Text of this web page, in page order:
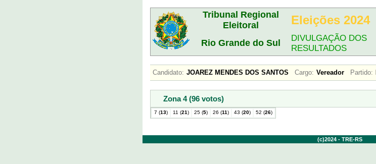
Tribunal Regional
Eleitoral
Eleições 2024
Rio Grande do Sul
DIVULGAÇÃO DOS
RESULTADOS
Candidato: JOAREZ MENDES DOS SANTOS Cargo: Vereador Partido:
Zona 4 (96 votos)
7 (13) 11 (21) 25 (5) 26 (11) 43 (20) 52 (26)
(c)2024 - TRE-RS